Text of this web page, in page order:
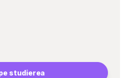
studierea